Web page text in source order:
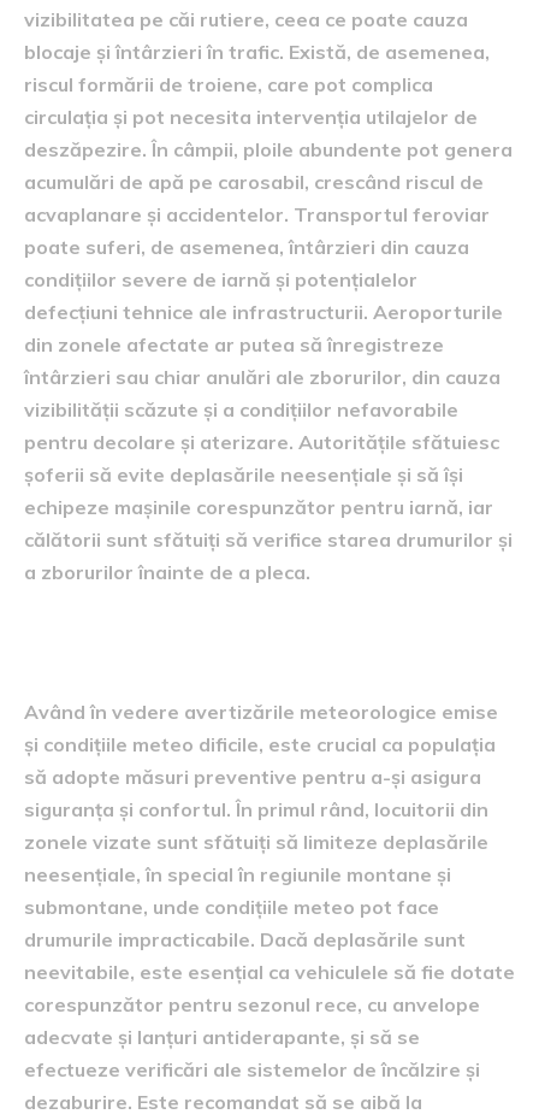
vizibilitatea pe căi rutiere, ceea ce poate cauza
blocaje și întârzieri în trafic. Există, de asemenea,
riscul formării de troiene, care pot complica
circulația și pot necesita intervenția utilajelor de
deszăpezire. În câmpii, ploile abundente pot genera
acumulări de apă pe carosabil, crescând riscul de
acvaplanare și accidentelor. Transportul feroviar
poate suferi, de asemenea, întârzieri din cauza
condițiilor severe de iarnă și potențialelor
defecțiuni tehnice ale infrastructurii. Aeroporturile
din zonele afectate ar putea să înregistreze
întârzieri sau chiar anulări ale zborurilor, din cauza
vizibilității scăzute și a condițiilor nefavorabile
pentru decolare și aterizare. Autoritățile sfătuiesc
șoferii să evite deplasările neesențiale și să își
echipeze mașinile corespunzător pentru iarnă, iar
călătorii sunt sfătuiți să verifice starea drumurilor și
a zborurilor înainte de a pleca.
Având în vedere avertizările meteorologice emise
și condițiile meteo dificile, este crucial ca populația
să adopte măsuri preventive pentru a-și asigura
siguranța și confortul. În primul rând, locuitorii din
zonele vizate sunt sfătuiți să limiteze deplasările
neesențiale, în special în regiunile montane și
submontane, unde condițiile meteo pot face
drumurile impracticabile. Dacă deplasările sunt
neevitabile, este esențial ca vehiculele să fie dotate
corespunzător pentru sezonul rece, cu anvelope
adecvate și lanțuri antiderapante, și să se
efectueze verificări ale sistemelor de încălzire și
dezaburire. Este recomandat să se aibă la